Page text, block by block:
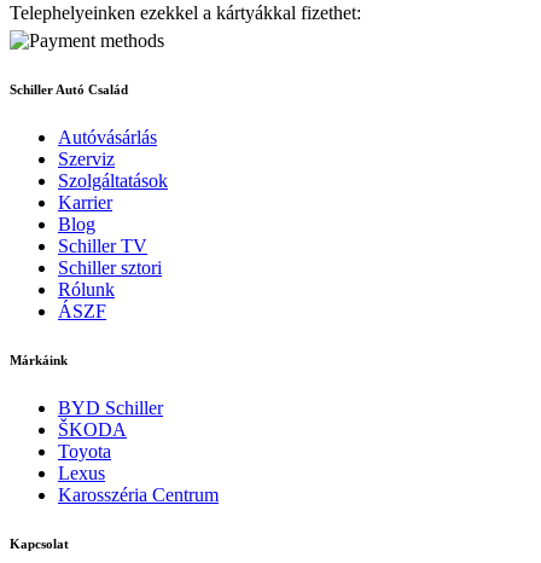
Telephelyeinken ezekkel a kártyákkal fizethet:
Schiller Autó Család
Autóvásárlás
Szerviz
Szolgáltatások
Karrier
Blog
Schiller TV
Schiller sztori
Rólunk
ÁSZF
Márkáink
BYD Schiller
ŠKODA
Toyota
Lexus
Karosszéria Centrum
Kapcsolat